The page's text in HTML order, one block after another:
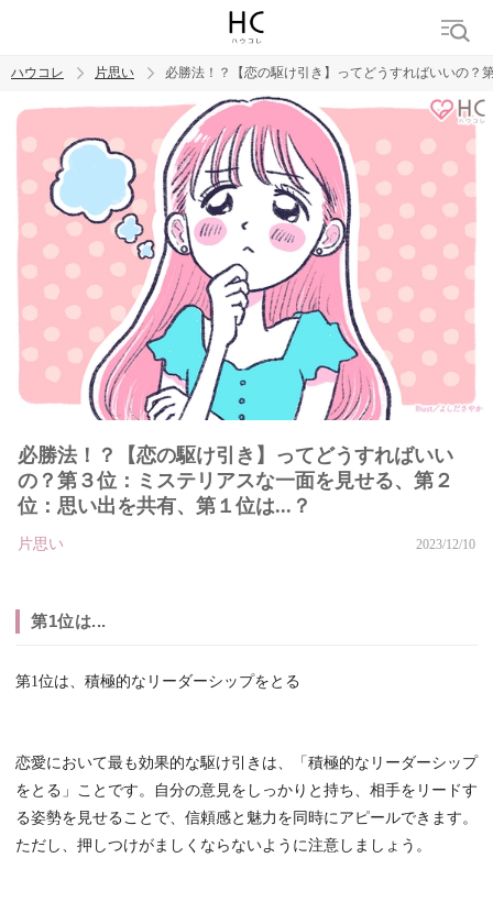
トレンド ワード
モテテク 恋がしたい 女磨き
ハウコレ 片思い 必勝法！？【恋の駆け引き】ってどうすればいいの？
必勝法！？【恋の駆け引き】ってどうすればいい
の？第３位：ミステリアスな一面を見せる、第２
位：思い出を共有、第１位は...？
片思い 2023/12/10
第1位は...
第1位は、積極的なリーダーシップをとる
恋愛において最も効果的な駆け引きは、「積極的なリーダーシップ
をとる」ことです。自分の意見をしっかりと持ち、相手をリードす
る姿勢を見せることで、信頼感と魅力を同時にアピールできます。
ただし、押しつけがましくならないように注意しましょう。